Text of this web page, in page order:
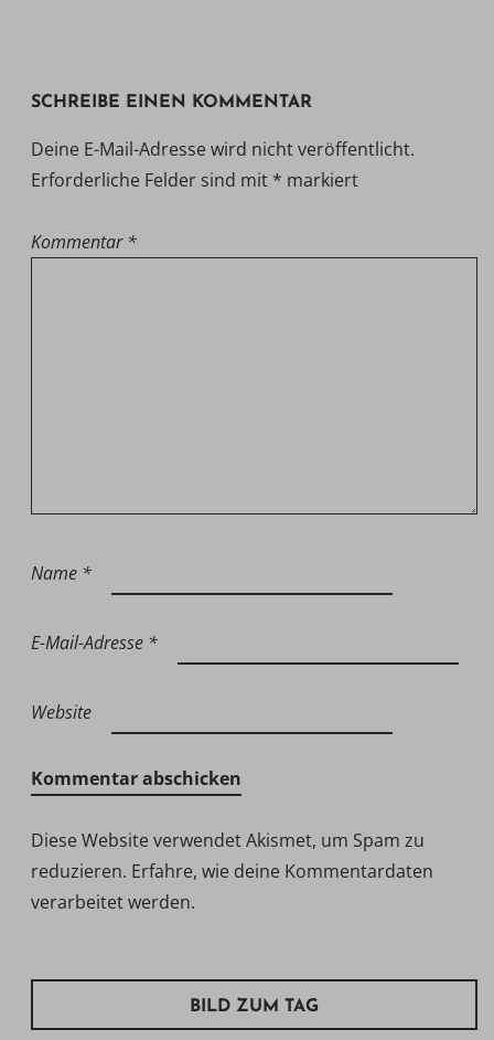
SCHREIBE EINEN KOMMENTAR
Deine E-Mail-Adresse wird nicht veröffentlicht.
Erforderliche Felder sind mit * markiert
Kommentar *
Name *
E-Mail-Adresse *
Website
Diese Website verwendet Akismet, um Spam zu
reduzieren. Erfahre, wie deine Kommentardaten
verarbeitet werden.
BILD ZUM TAG